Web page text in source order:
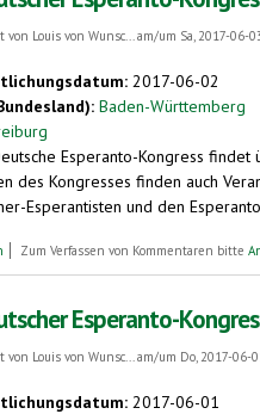
von Louis von Wunsc...am/um Sa, 2017-06-
2017-06-02
Baden-Württemberg
Esperanto-Kongress findet
des Kongresses finden auch
Esperantisten und den
über 94. Deutscher Esperanto-Kongress:
Zum Verfassen von Kommentaren bitte
Esperanto-
von Louis von Wunsc... am/um Do, 2017-06-
2017-06-01